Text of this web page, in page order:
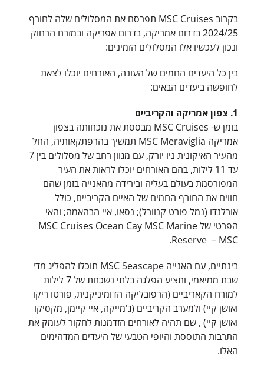
בקרוב MSC Cruises תפרסם את המסלולים שלה לחורף
2024/25 בדרום אמריקה, בדרום אפריקה ובמזרח הרחוק
ונכון לעכשיו אלו המסלולים הזמינים:
בין כל היעדים החמים של העונה, האורחים יוכלו לצאת
לחופשה ביעדים הבאים:
1. צפון אמריקה והקריביים
בזמן ש- MSC Cruises מבססת את נוכחותה בצפון
אמריקה MSC Meraviglia תמשיך בהרפתקאותיה, החל
מהעיר האיקונית ניו יורק, עם מגוון רחב של מסלולים בין 7
עד 11 לילות, בהם האורחים יוכלו לראות את העיר
המפורסמת בעולם בעליה ובירידה מהאנייה בזמן שהם
חווים את החורף החמים של האיים הקריביים, כולל
אורלנדו (נמל פורט קנוורל); נסאו, איי הבהאמה; והאי
הפרטי של MSC Cruises Ocean Cay MSC Marine
Reserve – ‎MSC.
בינתיים, עם האנייה MSC Seascape תוכלו להפליג מדי
שבת ממיאמי, ותציע הפלגה בלתי נשכחת של 7 לילות
למזרח הקאריביים (הרפובליקה הדומיניקנית, פורטו ריקו
ואושן קיי) ולמערב הקריביים (ג'מייקה, איי קיימן, מקסיקו
ואושן קיי) , שם תהיה לאורחים הזדמנות לחקור לעומק את
התרבות התוססת והיופי הטבעי של היעדים המדהימים
האלו.